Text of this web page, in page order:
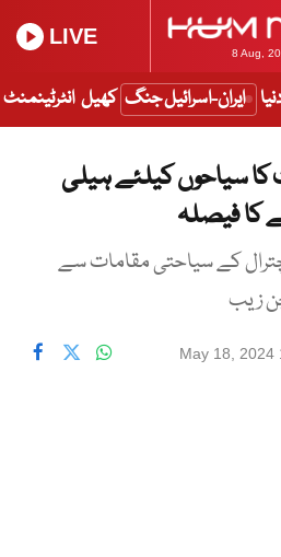
8 Aug,
LIVE
ایران-اسرائیل جنگ کھیل انٹرٹینمنٹ
کا سیاحوں کیلئے ہیلی
کا فیصلہ
چترال کے سیاحتی مقامات سے
زیب
May 18, 2024